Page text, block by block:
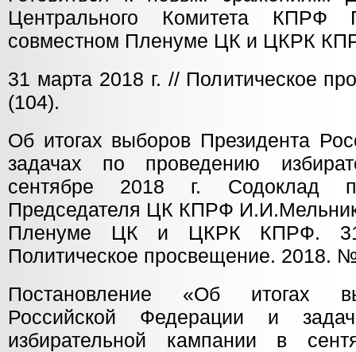
Центрального Комитета КПРФ
совместном Пленуме ЦК и ЦКРК
31 марта 2018 г. // Политическое
(104).
Об итогах выборов Президента
задачах по проведению
сентябре 2018 г. Содоклад
Председателя ЦК КПРФ
Пленуме ЦК и ЦКРК КПРФ.
Политическое просвещение. 2018.
Постановление «Об итогах
Российской Федерации и
избирательной кампании в